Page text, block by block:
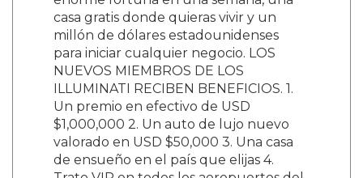
casa gratis donde quieras vivir y un
millón de dólares estadounidenses
para iniciar cualquier negocio. LOS
NUEVOS MIEMBROS DE LOS
ILLUMINATI RECIBEN BENEFICIOS. 1.
Un premio en efectivo de USD
$1,000,000 2. Un auto de lujo nuevo
valorado en USD $50,000 3. Una casa
de ensueño en el país que elijas 4.